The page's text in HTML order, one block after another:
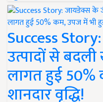
Success
उत्पादों से
लागत हुई
शानदार वृद्धि!